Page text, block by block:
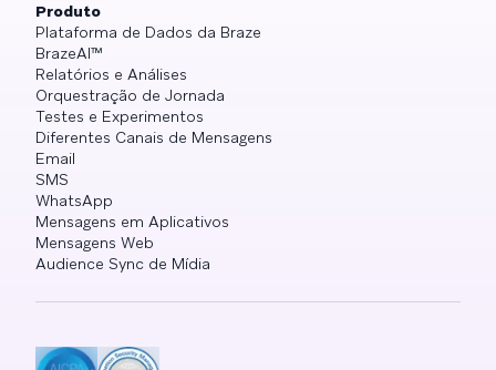
Produto
Plataforma de Dados da Braze
BrazeAI™
Relatórios e Análises
Orquestração de Jornada
Testes e Experimentos
Diferentes Canais de Mensagens
Email
SMS
WhatsApp
Mensagens em Aplicativos
Mensagens Web
Audience Sync de Mídia